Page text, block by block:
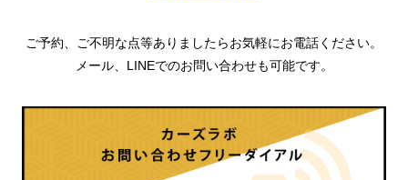
ご予約、ご不明な点等ありましたらお気軽にお電話ください。
メール、LINEでのお問い合わせも可能です。